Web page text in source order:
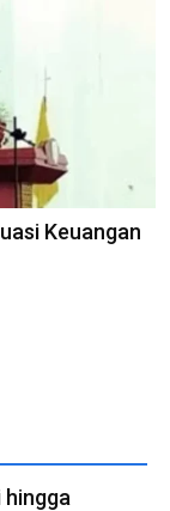
Keuangan
hingga